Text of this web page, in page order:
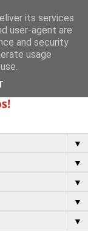
▼
▼
▼
▼
▼
its services
user-agent are
and security
usage